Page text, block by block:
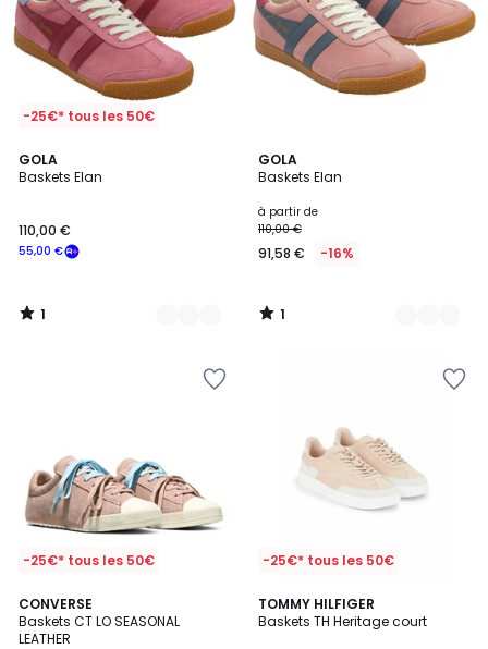
-25€* tous les 50€
GOLA
Baskets Elan
55,00 €
110,00 €
1
/
3
Couleurs
1
/
GOLA
Baskets Elan
à partir de
110,00 €
91,58 € -16%
1
/
7
Couleurs
1
/
-25€* tous les 50€
CONVERSE
Baskets CT LO SEASONAL
LEATHER
2
Couleurs
-25€* tous les 50€
TOMMY HILFIGER
Baskets TH Heritage court